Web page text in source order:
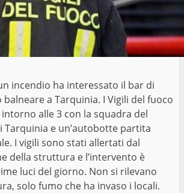
incendio ha interessato il bar di
a Tarquinia. I Vigili del fuoco
alle 3 con la squadra del
Tarquinia e un’autobotte partita
I vigili sono stati allertati dal
della struttura e l’intervento è
luci del giorno. Non si rilevano
solo fumo che ha invaso i locali.